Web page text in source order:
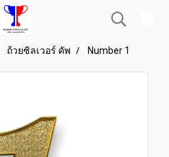
ถ้วยซิลเวอร์ คัพ Number 1